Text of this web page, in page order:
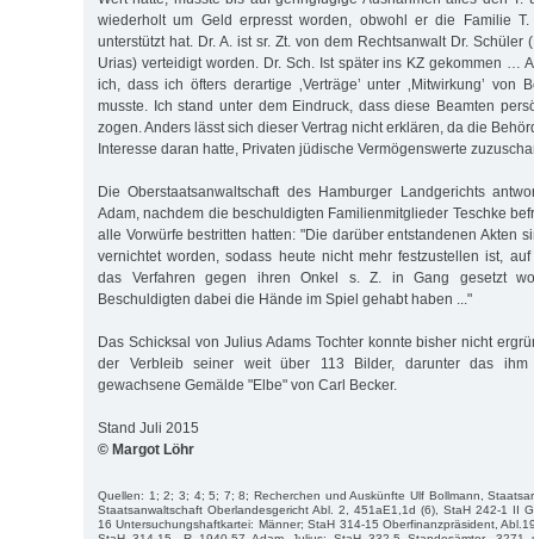
wiederholt um Geld erpresst worden, obwohl er die Familie
unterstützt hat. Dr. A. ist sr. Zt. von dem Rechtsanwalt Dr. Schüler
Urias) verteidigt worden. Dr. Sch. Ist später ins KZ gekommen …
ich, dass ich öfters derartige ‚Verträge’ unter ‚Mitwirkung’ von
musste. Ich stand unter dem Eindruck, dass diese Beamten
zogen. Anders lässt sich dieser Vertrag nicht erklären, da die
Interesse daran hatte, Privaten jüdische Vermögenswerte
Die Oberstaatsanwaltschaft des Hamburger Landgerichts
Adam, nachdem die beschuldigten Familienmitglieder Teschke
alle Vorwürfe bestritten hatten: "Die darüber entstandenen Akten
vernichtet worden, sodass heute nicht mehr festzustellen ist,
das Verfahren gegen ihren Onkel s. Z. in Gang gesetzt
Beschuldigten dabei die Hände im Spiel gehabt haben ..."
Das Schicksal von Julius Adams Tochter konnte bisher nicht
der Verbleib seiner weit über 113 Bilder, darunter das ihm
gewachsene Gemälde "Elbe" von Carl Becker.
Stand Juli 2015
© Margot Löhr
Quellen: 1; 2; 3; 4; 5; 7; 8; Recherchen und Auskünfte Ulf Bollmann,
Staatsanwaltschaft Oberlandesgericht Abl. 2, 451aE1,1d (6), StaH 242-1 II
16 Untersuchungshaftkartei: Männer; StaH 314-15 Oberfinanzpräsident,